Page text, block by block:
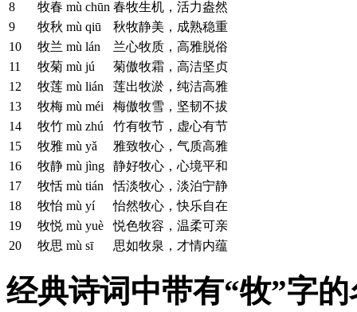
8
牧春 mù chūn 春牧生机，活力盎然
9
牧秋 mù qiū
秋牧静美，成熟稳重
10
牧兰 mù lán
兰心牧质，高雅脱俗
11
牧菊 mù jú
菊傲牧霜，高洁坚贞
12
牧莲 mù lián
莲出牧淤，纯洁高雅
13
牧梅 mù méi
梅傲牧雪，坚韧不拔
14
牧竹 mù zhú
竹有牧节，虚心有节
15
牧雅 mù yǎ
雅致牧心，气质高雅
16
牧静 mù jìng
静好牧心，心境平和
17
牧恬 mù tián
恬淡牧心，淡泊宁静
18
牧怡 mù yí
怡然牧心，快乐自在
19
牧悦 mù yuè
悦色牧容，温柔可亲
20
牧思 mù sī 思如牧泉，才情内蕴
经典诗词中带有“牧”字